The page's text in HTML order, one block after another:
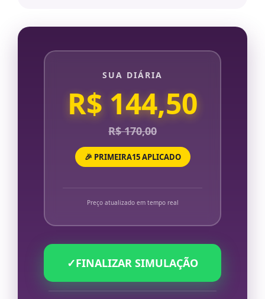
SUA DIÁRIA
R$ 144,50
R$ 170,00
🎉 PRIMEIRA15 APLICADO
Preço atualizado em tempo real
✓FINALIZAR SIMULAÇÃO